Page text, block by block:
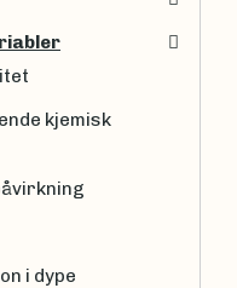
kjemisk
i dype